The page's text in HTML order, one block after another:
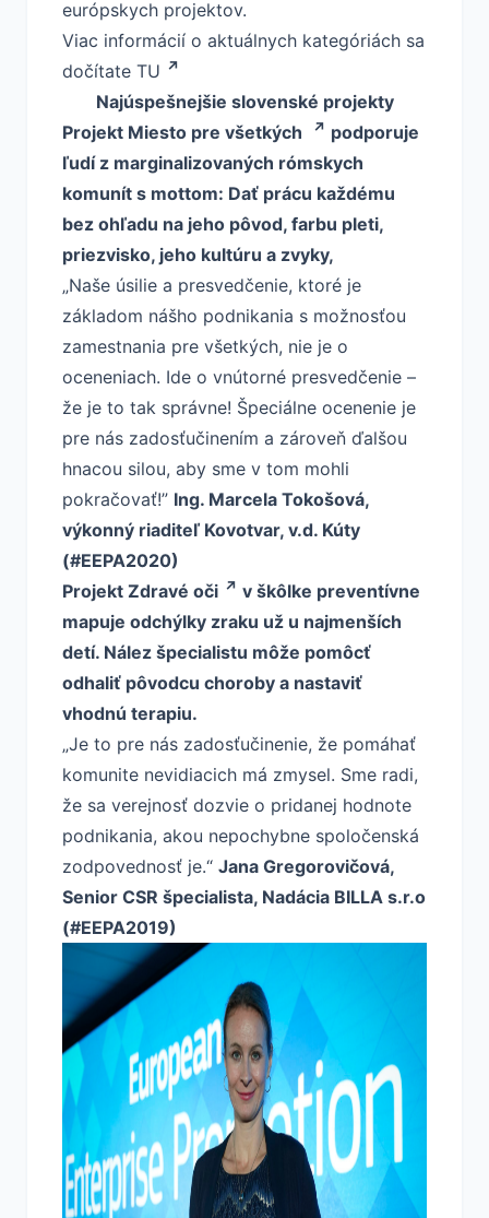
európskych projektov.
Viac informácií o aktuálnych kategóriách sa
dočítate TU
Najúspešnejšie slovenské projekty
Projekt Miesto pre všetkých
podporuje
ľudí z marginalizovaných rómskych
komunít s mottom: Dať prácu každému
bez ohľadu na jeho pôvod, farbu pleti,
priezvisko, jeho kultúru a zvyky,
„Naše úsilie a presvedčenie, ktoré je
základom nášho podnikania s možnosťou
zamestnania pre všetkých, nie je o
oceneniach. Ide o vnútorné presvedčenie –
že je to tak správne! Špeciálne ocenenie je
pre nás zadosťučinením a zároveň ďalšou
hnacou silou, aby sme v tom mohli
pokračovať!” Ing. Marcela Tokošová,
výkonný riaditeľ Kovotvar, v.d. Kúty
(#EEPA2020)
Projekt Zdravé oči
v škôlke preventívne
mapuje odchýlky zraku už u najmenších
detí. Nález špecialistu môže pomôcť
odhaliť pôvodcu choroby a nastaviť
vhodnú terapiu.
„Je to pre nás zadosťučinenie, že pomáhať
komunite nevidiacich má zmysel. Sme radi,
že sa verejnosť dozvie o pridanej hodnote
podnikania, akou nepochybne spoločenská
zodpovednosť je.“ Jana Gregorovičová,
Senior CSR špecialista, Nadácia BILLA s.r.o
(#EEPA2019)